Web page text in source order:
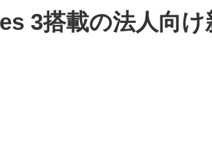
3搭載の法人向け